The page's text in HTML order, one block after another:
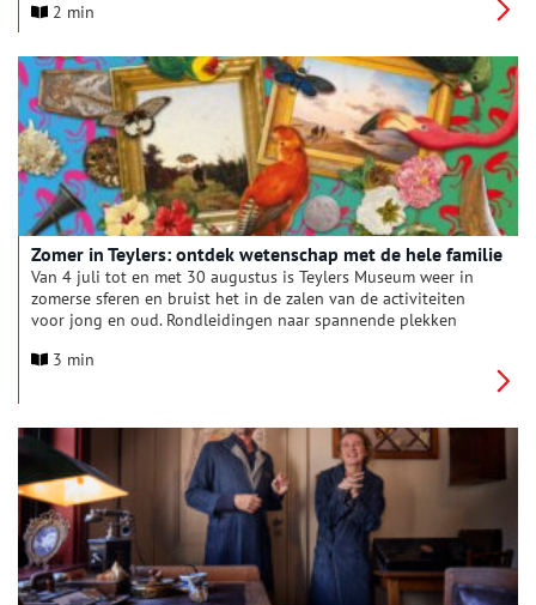
over wetenschap voor nieuwsgierige kinderen vanaf zeven jaar.
tot leven worden gebracht in speelse scènes, en met behulp
van het kinderpanel de Zekerweters ontdekken de luisteraars
hoe de wereld van de wetenschap werkt.
2 min
Zomer in Teylers: ontdek wetenschap met de hele familie
Van 4 juli tot en met 30 augustus is Teylers Museum weer in
zomerse sferen en bruist het in de zalen van de activiteiten
voor jong en oud. Rondleidingen naar spannende plekken
locatietheater: alles rondom de fascinerende geschiedenis en
meer de nieuwe escape game Bel me!.
3 min